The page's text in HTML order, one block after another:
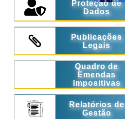
Proteção de
Dados
Publicações
Legais
Quadro de
Emendas
Impositivas
Relatórios de
Gestão